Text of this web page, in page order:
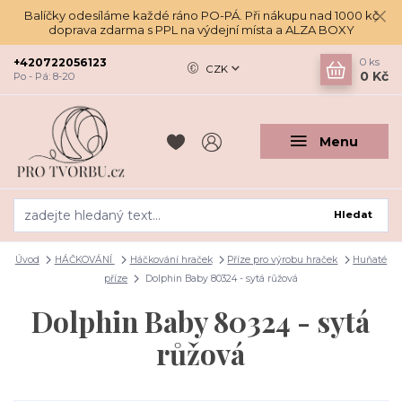
Balíčky odesíláme každé ráno PO-PÁ. Při nákupu nad 1000 kč
doprava zdarma s PPL na výdejní místa a ALZA BOXY
Menu
CZK
Hledat
+420722056123
Po - Pá: 8-20
0 ks
0 Kč
Úvod HÁČKOVÁNÍ Háčkování hraček Příze pro výrobu hraček
Huňaté
příze
Dolphin Baby 80324 - sytá růžová
Dolphin Baby 80324 - sytá
růžová